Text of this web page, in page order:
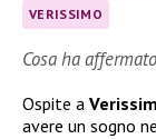
VERISSIMO
Cosa ha
Ospite a
avere un sogno